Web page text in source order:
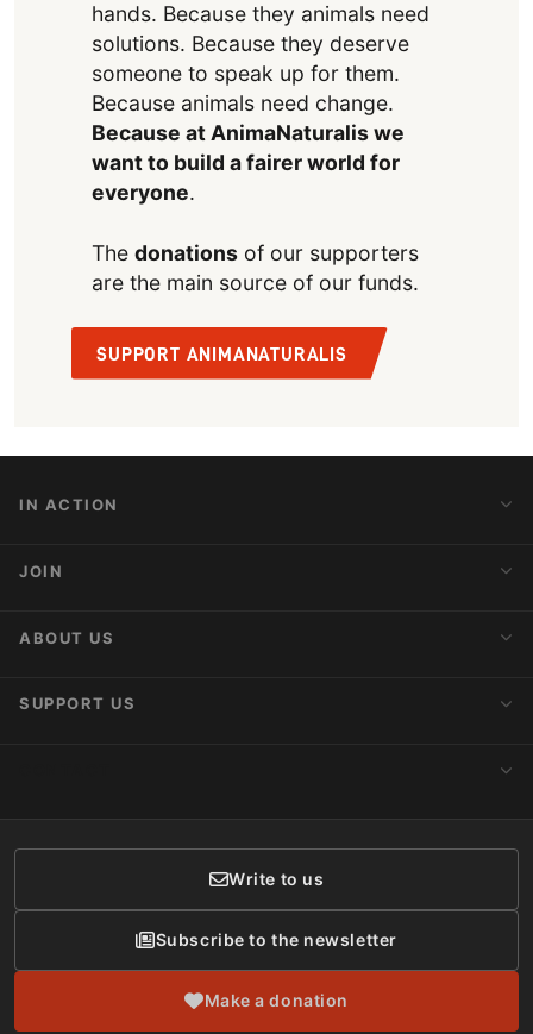
hands. Because they animals need
solutions. Because they deserve
someone to speak up for them.
Because animals need change.
Because at AnimaNaturalis we
want to build a fairer world for
everyone.
The donationsof our supporters
are the main source of our funds.
SUPPORT ANIMANATURALIS
IN ACTION
JOIN
ABOUT US
About AnimaNaturalis
SUPPORT US
Donor Care
Write to us
Subscribe to the newsletter
Make a donation